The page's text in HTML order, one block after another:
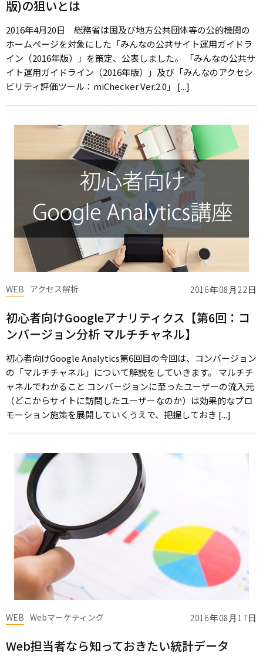
版)の狙いとは
2016年4月20日 総務省は国及び地方公共団体等の公的機関の
ホームページを対象にした「みんなの公共サイト運用ガイドラ
イン（2016年版）」を策定、公表しました。 「みんなの公共サ
イト運用ガイドライン（2016年版）」及び「みんなのアクセシ
ビリティ評価ツール：miChecker Ver.2.0」 [...]
2016年08月22日
WEB アクセス解析
初心者向けGoogleアナリティクス【第6回：コ
ンバージョン分析 マルチチャネル】
初心者向けGoogle Analytics第6回目の今回は、コンバージョン
の「マルチチャネル」について解説をしていきます。 マルチチ
ャネルでわかること コンバージョンに至ったユーザーの流入元
（どこからサイトに訪問したユーザーなのか）は効果的なプロ
モーション施策を展開していくうえで、把握しておき [...]
2016年08月17日
WEB Webマーケティング
Web担当者なら知っておきたい統計データ